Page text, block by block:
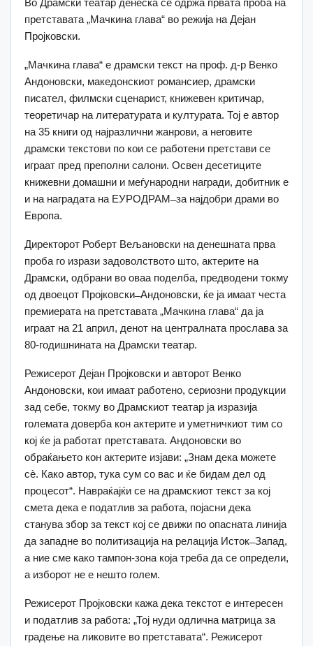
Во Драмски театар денеска се одржа првата проба на
претставата „Мачкина глава“ во режија на Дејан
Пројковски.
„Мачкина глава“ е драмски текст на проф. д-р Венко
Андоновски, македонскиот романсиер, драмски
писател, филмски сценарист, книжевен критичар,
теоретичар на литературата и културата. Тој е автор
на 35 книги од најразлични жанрови, а неговите
драмски текстови по кои се работени претстави се
играат пред преполни салони. Освен десетиците
книжевни домашни и меѓународни награди, добитник е
и на наградата на ЕУРОДРАМ ̶ за најдобри драми во
Европа.
Директорот Роберт Вељановски на денешната прва
проба го изрази задоволството што, актерите на
Драмски, одбрани во оваа поделба, предводени токму
од двоецот Пројковски ̶ Андоновски, ќе ја имаат честа
премиерата на претставата „Мачкина глава“ да ја
играат на 21 април, денот на централната прослава за
80-годишнината на Драмски театар.
Режисерот Дејан Пројковски и авторот Венко
Андоновски, кои имаат работено, сериозни продукции
зад себе, токму во Драмскиот театар ја изразија
големата доверба кон актерите и уметничкиот тим со
кој ќе ја работат претставата. Андоновски во
обраќањето кон актерите изјави: „Знам дека можете
сѐ. Како автор, тука сум со вас и ќе бидам дел од
процесот“. Навраќајќи се на драмскиот текст за кој
смета дека е податлив за работа, појасни дека
станува збор за текст кој се движи по опасната линија
да западне во политизација на релација Исток ̶ Запад,
а ние сме како тампон-зона која треба да се определи,
а изборот не е нешто голем.
Режисерот Пројковски кажа дека текстот е интересен
и податлив за работа: „Тој нуди одлична матрица за
градење на ликовите во претставата“. Режисерот